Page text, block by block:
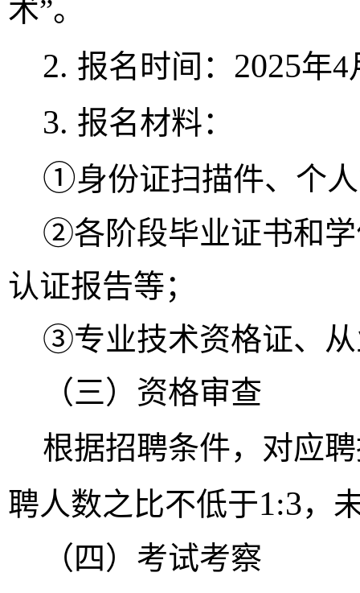
术”。
2. 报名时间： 2025年4
3. 报名材料：
①身份证扫描件、 个
②各阶段毕业证书和
认证报告等；
③专业技术资格证、
（三）资格审查
根据招聘条件，对应
聘人数之比不低于1:3，
（ 四 ） 考试考察